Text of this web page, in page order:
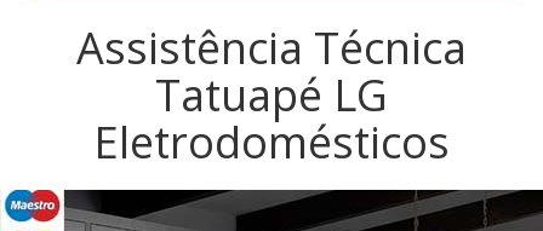
Assistência Técnica
Tatuapé LG
Eletrodomésticos